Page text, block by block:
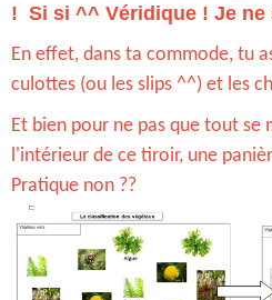
! Si si ^^ Véridique ! Je
En effet, dans ta commode, tu
culottes (ou les slips ^^) et les
Et bien pour ne pas que tout se
l'intérieur de ce tiroir, une
Pratique non ??